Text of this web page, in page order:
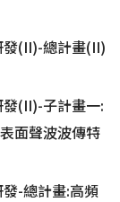
發(II)-總計畫(II)
(II)-子計畫一:
面聲波波傳特
-總計畫:高頻